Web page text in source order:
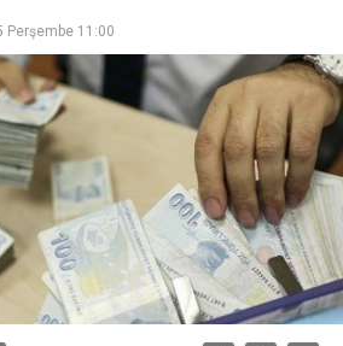
Perşembe 11:00